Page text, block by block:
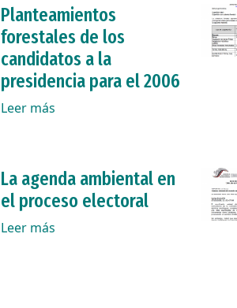
Planteamientos
forestales de los
candidatos a la
presidencia para el 2006
Leer más
La agenda ambiental en
el proceso electoral
Leer más